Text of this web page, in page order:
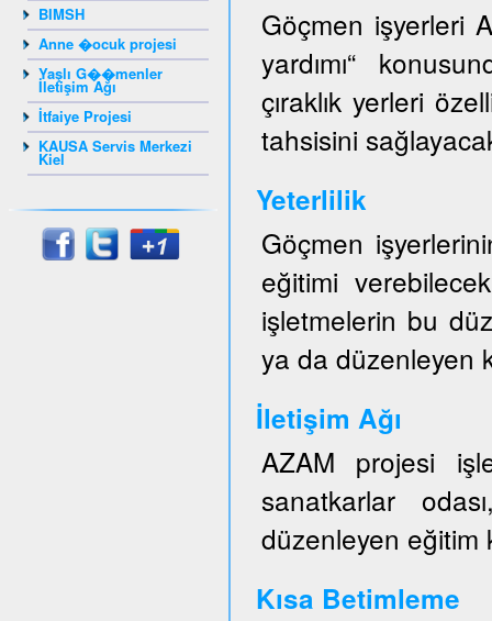
BIMSH
Anne �ocuk projesi
Yaşlı G��menler
İletişim Ağı
İtfaiye Projesi
KAUSA Servis Merkezi
Kiel
Göçmen işyerleri
yardımı“
çıraklık yerleri
tahsisini
Yeterlilik
Göçmen
eğitimi
işletmelerin bu
ya da düzenleyen
İletişim Ağı
AZAM projesi
sanatkarlar
düzenleyen eğitim
Kısa Betimleme